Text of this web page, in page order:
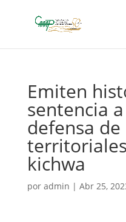
Emiten
sentencia
defensa
kichwa
por admin | Abr 25,